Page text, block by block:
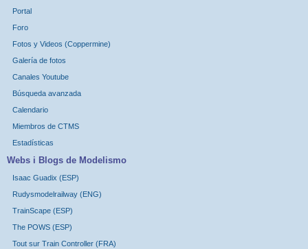
Portal
Foro
Fotos y Videos (Coppermine)
Galería de fotos
Canales Youtube
Búsqueda avanzada
Calendario
Miembros de CTMS
Estadísticas
Webs i Blogs de Modelismo
Isaac Guadix (ESP)
Rudysmodelrailway (ENG)
TrainScape (ESP)
The POWS (ESP)
Tout sur Train Controller (FRA)